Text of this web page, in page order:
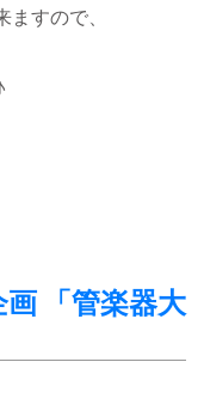
すので、
「管楽器大